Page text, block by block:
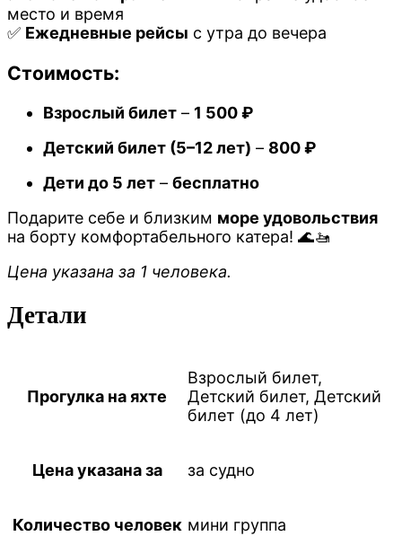
место и время
✅ Ежедневные рейсы с утра до вечера
Стоимость:
Взрослый билет – 1 500 ₽
Детский билет (5–12 лет) – 800 ₽
Дети до 5 лет – бесплатно
Подарите себе и близким море удовольствия
на борту комфортабельного катера! 🌊🚤
Цена указана за 1 человека.
Детали
Прогулка на яхте
Взрослый билет,
Детский билет, Детский
билет (до 4 лет)
Цена указана за за судно
Количество человек мини группа